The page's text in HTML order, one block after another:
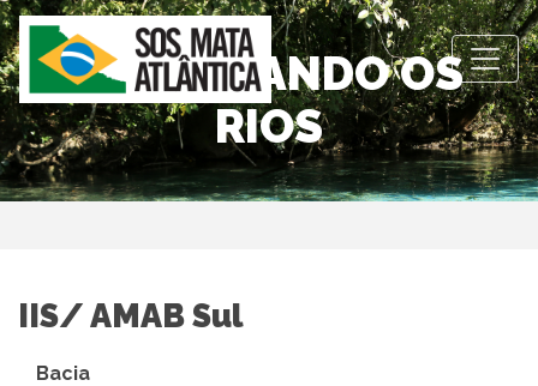
OBSERVANDO OS
RIOS
IIS/ AMAB Sul
Bacia